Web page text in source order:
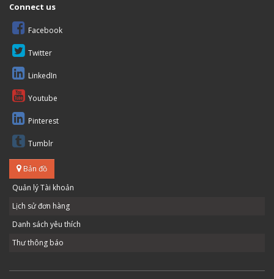
Connect us
Facebook
Twitter
LinkedIn
Youtube
Pinterest
Tumblr
Bản đồ
Quản lý Tài khoản
Lịch sử đơn hàng
Danh sách yêu thích
Thư thông báo